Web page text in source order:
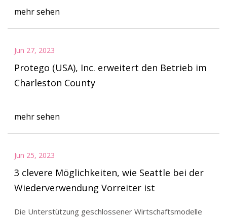
mehr sehen
Jun 27, 2023
Protego (USA), Inc. erweitert den Betrieb im
Charleston County
mehr sehen
Jun 25, 2023
3 clevere Möglichkeiten, wie Seattle bei der
Wiederverwendung Vorreiter ist
Die Unterstützung geschlossener Wirtschaftsmodelle